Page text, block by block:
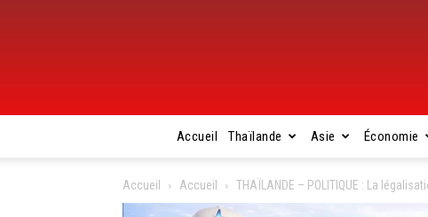
Accueil Thaïlande Asie Économie
Accueil Accueil THAÏLANDE – POLITIQUE : La